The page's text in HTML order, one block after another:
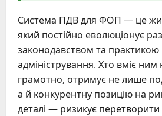
Система ПДВ для ФОП — це
який постійно еволюціонує
законодавством та практикою
адміністрування. Хто вміє ним
грамотно, отримує не лише
а й конкурентну позицію на
деталі — ризикує перетворити